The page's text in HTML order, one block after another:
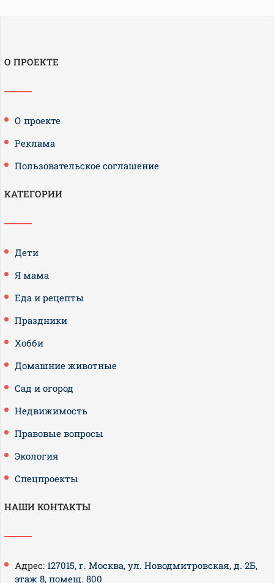
О ПРОЕКТЕ
О проекте
Реклама
Пользовательское соглашение
КАТЕГОРИИ
Дети
Я мама
Еда и рецепты
Праздники
Хобби
Домашние животные
Сад и огород
Недвижимость
Правовые вопросы
Экология
Спецпроекты
НАШИ КОНТАКТЫ
Адрес: 127015, г. Москва, ул. Новодмитровская, д. 2Б,
этаж 8, помещ. 800